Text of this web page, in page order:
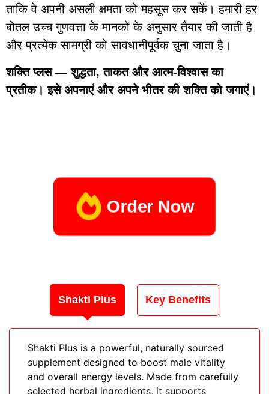
ताकि वे अपनी असली क्षमता को महसूस कर सकें। हमारी हर
बोतल उच्च गुणवत्ता के मानकों के अनुसार तैयार की जाती है
और प्रत्येक सामग्री को सावधानीपूर्वक चुना जाता है।
शक्ति प्लस — शुद्धता, ताकत और आत्म-विश्वास का
प्रतीक। इसे अपनाएं और अपने भीतर की शक्ति को जगाएं।
Order Now
Shakti Plus Key Benefits
Shakti Plus is a powerful, naturally sourced
supplement designed to boost male vitality
and overall energy levels. Made from carefully
selected herbal ingredients, it supports